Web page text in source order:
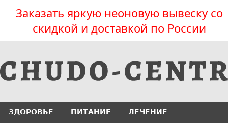
Заказать яркую неоновую вывеску со
скидкой и доставкой по России
ЗДОРОВЬЕ ПИТАНИЕ ЛЕЧЕНИЕ